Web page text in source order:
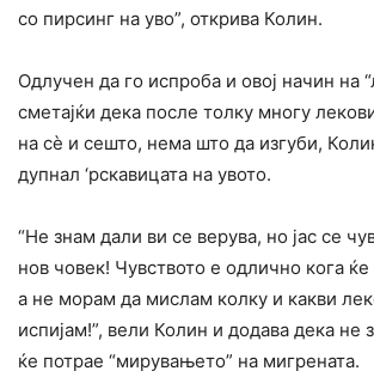
со пирсинг на уво”, открива Колин.
Одлучен да го испроба и овој начин на
сметајќи дека после толку многу
на сè и сешто, нема што да изгуби,
дупнал ‘рскавицата на увото.
“Не знам дали ви се верува, но јас се
нов човек! Чувството е одлично кога
а не морам да мислам колку и какви
испијам!”, вели Колин и додава дека не
ќе потрае “мирувањето” на мигрената.